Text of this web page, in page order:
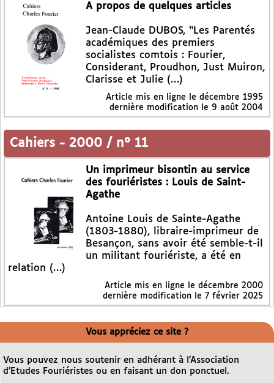
A propos de quelques articles
Jean-Claude DUBOS, “Les Parentés
académiques des premiers
socialistes comtois : Fourier,
Considerant, Proudhon, Just Muiron,
Clarisse et Julie (…)
Article mis en ligne le décembre 1995
dernière modification le 9 août 2004
Cahiers - 2000 / n° 11
Un imprimeur bisontin au service
des fouriéristes : Louis de Saint-
Agathe
Antoine Louis de Sainte-Agathe
(1803-1880), libraire-imprimeur de
Besançon, sans avoir été semble-t-il
un militant fouriériste, a été en
relation (…)
Article mis en ligne le décembre 2000
dernière modification le 7 février 2025
Vous appréciez ce site ?
Vous pouvez nous soutenir en adhérant à l’Association
d’Etudes Fouriéristes ou en faisant un don ponctuel.